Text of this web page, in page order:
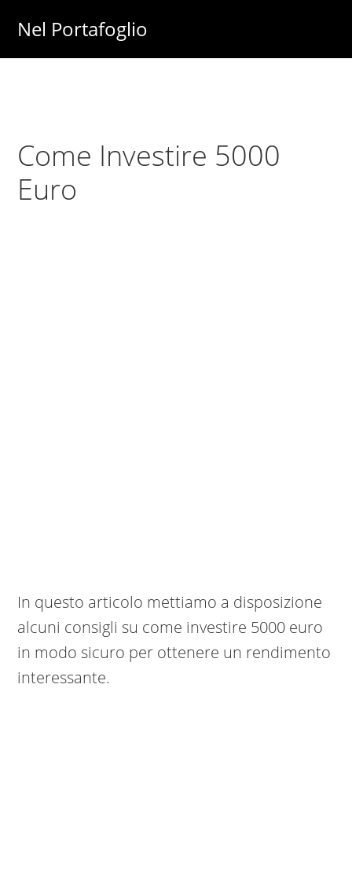
main
primary
Nel Portafoglio
Risparmio
-
Soldi
Come Investire 5000
Euro
In questo articolo mettiamo a disposizione
alcuni consigli su come investire 5000 euro
in modo sicuro per ottenere un rendimento
interessante.